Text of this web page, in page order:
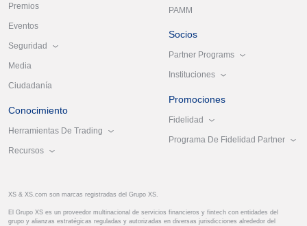
Premios
Eventos
Seguridad
Media
Ciudadanía
Conocimiento
Herramientas De Trading
Recursos
PAMM
Socios
Partner Programs
Instituciones
Promociones
Fidelidad
Programa De Fidelidad Partner
XS & XS.com son marcas registradas del Grupo XS.
El Grupo XS es un proveedor multinacional de servicios financieros y fintech con entidades del
grupo y alianzas estratégicas reguladas y autorizadas en diversas jurisdicciones alrededor del